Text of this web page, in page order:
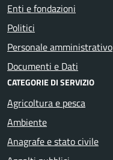
Enti e fondazioni
Politici
Personale amministrativo
Documenti e Dati
CATEGORIE DI SERVIZIO
Agricoltura e pesca
Ambiente
Anagrafe e stato civile